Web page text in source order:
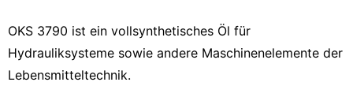
OKS 3790 ist ein vollsynthetisches Öl für
Hydrauliksysteme sowie andere Maschinenelemente der
Lebensmitteltechnik.